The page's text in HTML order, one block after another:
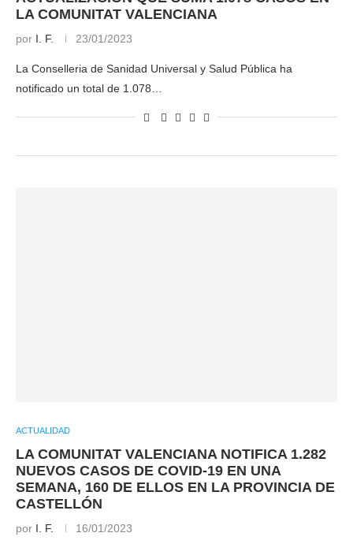
LA COMUNITAT VALENCIANA
por I. F. 23/01/2023
La Conselleria de Sanidad Universal y Salud Pública ha
notificado un total de 1.078…
ACTUALIDAD
LA COMUNITAT VALENCIANA NOTIFICA 1.282
NUEVOS CASOS DE COVID-19 EN UNA
SEMANA, 160 DE ELLOS EN LA PROVINCIA DE
CASTELLÓN
por I. F. 16/01/2023